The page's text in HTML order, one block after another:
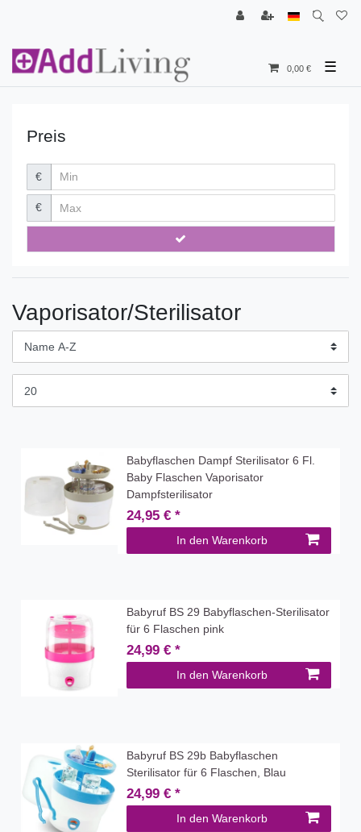
0,00 € ☰
Preis
€
€
Vaporisator/Sterilisator
Babyflaschen Dampf Sterilisator 6 Fl.
Baby Flaschen Vaporisator
Dampfsterilisator
24,95 € *
In den Warenkorb
Babyruf BS 29 Babyflaschen-Sterilisator
für 6 Flaschen pink
24,99 € *
In den Warenkorb
Babyruf BS 29b Babyflaschen
Sterilisator für 6 Flaschen, Blau
24,99 € *
In den Warenkorb